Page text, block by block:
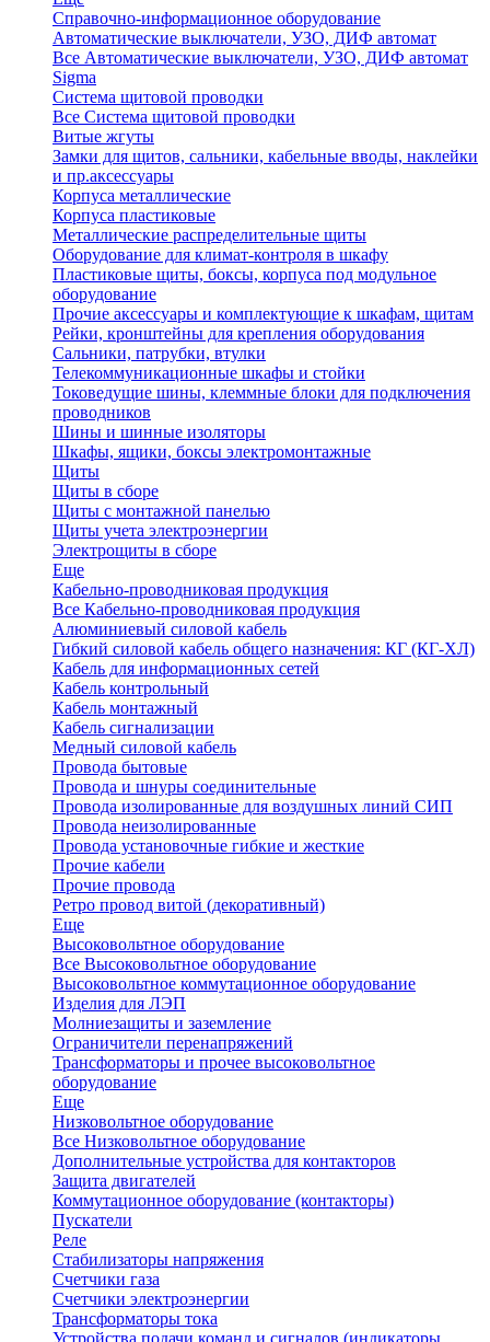
Справочно-информационное оборудование
Автоматические выключатели, УЗО, ДИФ автомат
Все Автоматические выключатели, УЗО, ДИФ автомат
Sigma
Система щитовой проводки
Все Система щитовой проводки
Витые жгуты
Замки для щитов, сальники, кабельные вводы, наклейки
и пр.аксессуары
Корпуса металлические
Корпуса пластиковые
Металлические распределительные щиты
Оборудование для климат-контроля в шкафу
Пластиковые щиты, боксы, корпуса под модульное
оборудование
Прочие аксессуары и комплектующие к шкафам, щитам
Рейки, кронштейны для крепления оборудования
Сальники, патрубки, втулки
Телекоммуникационные шкафы и стойки
Токоведущие шины, клеммные блоки для подключения
проводников
Шины и шинные изоляторы
Шкафы, ящики, боксы электромонтажные
Щиты
Щиты в сборе
Щиты с монтажной панелью
Щиты учета электроэнергии
Электрощиты в сборе
Еще
Кабельно-проводниковая продукция
Все Кабельно-проводниковая продукция
Алюминиевый силовой кабель
Гибкий силовой кабель общего назначения: КГ (КГ-ХЛ)
Кабель для информационных сетей
Кабель контрольный
Кабель монтажный
Кабель сигнализации
Медный силовой кабель
Провода бытовые
Провода и шнуры соединительные
Провода изолированные для воздушных линий СИП
Провода неизолированные
Провода установочные гибкие и жесткие
Прочие кабели
Прочие провода
Ретро провод витой (декоративный)
Еще
Высоковольтное оборудование
Все Высоковольтное оборудование
Высоковольтное коммутационное оборудование
Изделия для ЛЭП
Молниезащиты и заземление
Ограничители перенапряжений
Трансформаторы и прочее высоковольтное
оборудование
Еще
Низковольтное оборудование
Все Низковольтное оборудование
Дополнительные устройства для контакторов
Защита двигателей
Коммутационное оборудование (контакторы)
Пускатели
Реле
Стабилизаторы напряжения
Счетчики газа
Счетчики электроэнергии
Трансформаторы тока
Устройства подачи команд и сигналов (индикаторы,